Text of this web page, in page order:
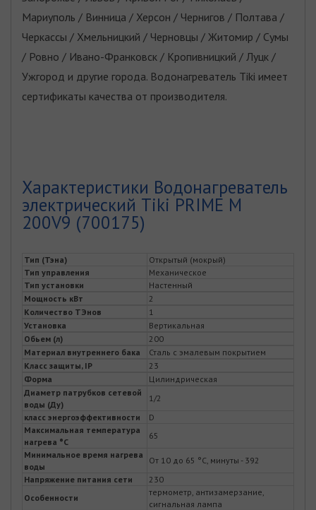
Мариуполь / Винница / Херсон / Чернигов / Полтава /
Черкассы / Хмельницкий / Черновцы / Житомир / Сумы
/ Ровно / Ивано-Франковск / Кропивницкий / Луцк /
Ужгород и другие города. Водонагреватель Tiki имеет
сертификаты качества от производителя.
Характеристики Водонагреватель
электрический Tiki PRIME M
200V9 (700175)
Тип (Тэна)
Открытый (мокрый)
Тип управления
Механическое
Тип установки
Настенный
Мощность кВт
2
Количество ТЭнов
1
Установка
Вертикальная
Обьем (л)
200
Материал внутреннего бака
Сталь с эмалевым покрытием
Класс защиты, IP
23
Форма
Цилиндрическая
Диаметр патрубков сетевой
воды (Ду)
1/2
класс энергоэффективности
D
Максимальная температура
нагрева °С
65
Минимальное время нагрева
воды
От 10 до 65 °С, минуты - 392
Напряжение питания сети
230
Особенности
термометр, антизамерзание,
сигнальная лампа